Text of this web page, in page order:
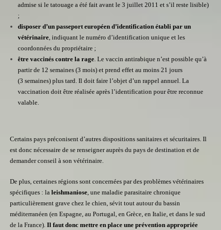
admise si le tatouage a été fait avant le 3 juillet 2011 et s’il reste lisible)
;
disposer d’un passeport européen d’identification établi par un
vétérinaire, indiquant le numéro d’identification unique et les
coordonnées du propriétaire ;
être vaccinés contre la rage. Le vaccin antirabique n’est possible qu’à
partir de 12 semaines (3 mois) et prend effet au moins 21 jours
(3 semaines) plus tard. Il doit faire l’objet d’un rappel annuel. La
vaccination doit être réalisée après l’identification pour être reconnue
valable.
Certains pays préconisent d’autres dispositions sanitaires et sécuritaires. Il
est donc nécessaire de se renseigner auprès du pays de destination et de
demander conseil à son vétérinaire.
De plus, certaines régions sont concernées par des problèmes vétérinaires
spécifiques : la leishmaniose , une maladie parasitaire chronique
particulièrement grave chez le chien, sévit tout autour du bassin
méditerranéen (en Espagne, au Portugal, en Grèce, en Italie, et dans le sud
de la France). Il faut donc mettre en place une prévention appropriée